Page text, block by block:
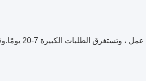
ج: بالنسبة للأسهم أو الطلبات الصغيرة ، فإن وقت التسليم هو 24-48 ساعة. تأخذ الطلبات